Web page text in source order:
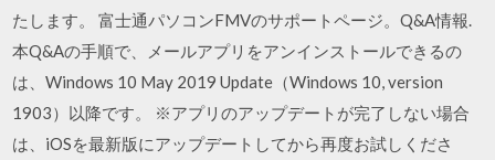
たします。 富士通パソコンFMVのサポートページ。Q&A情報.
本Q&Aの手順で、メールアプリをアンインストールできるの
は、Windows 10 May 2019 Update（Windows 10, version
1903）以降です。 ‎※アプリのアップデートが完了しない場合
は、iOSを最新版にアップデートしてから再度お試しくださ